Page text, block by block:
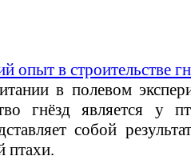
опыт в строительстве
в полевом
гнёзд является у
собой
птахи.